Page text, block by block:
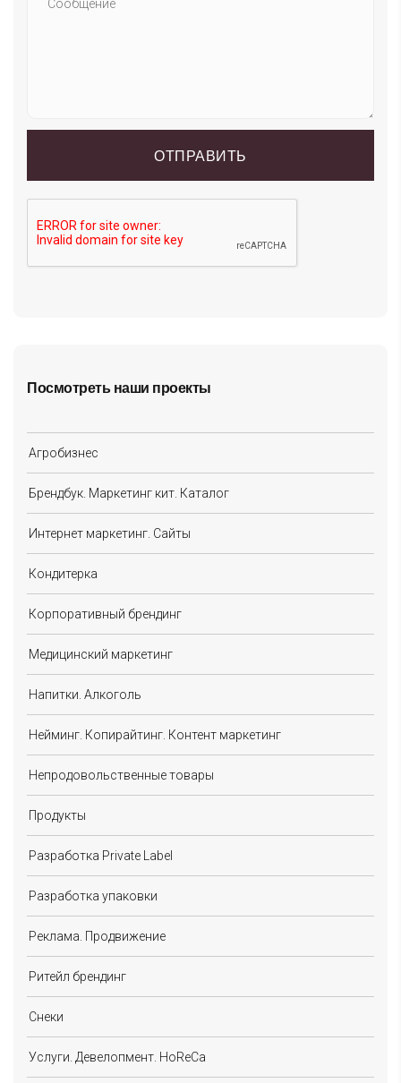
Посмотреть наши проекты
Агробизнес
Брендбук. Маркетинг кит. Каталог
Интернет маркетинг. Сайты
Кондитерка
Корпоративный брендинг
Медицинский маркетинг
Напитки. Алкоголь
Нейминг. Копирайтинг. Контент маркетинг
Непродовольственные товары
Продукты
Разработка Private Label
Разработка упаковки
Реклама. Продвижение
Ритейл брендинг
Снеки
Услуги. Девелопмент. HoReCa